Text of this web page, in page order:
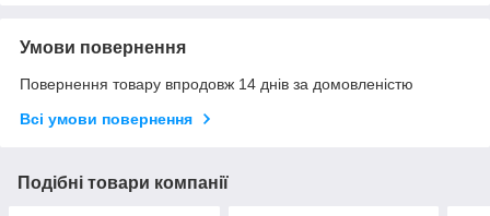
Умови повернення
Повернення товару впродовж 14 днів за домовленістю
Всі умови повернення
Подібні товари компанії